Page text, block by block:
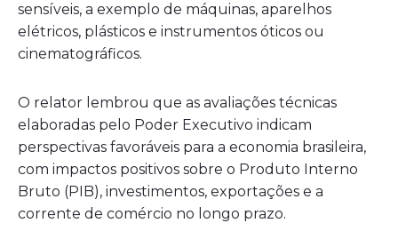
sensíveis, a exemplo de máquinas, aparelhos
elétricos, plásticos e instrumentos óticos ou
cinematográficos.
O relator lembrou que as avaliações técnicas
elaboradas pelo Poder Executivo indicam
perspectivas favoráveis para a economia brasileira,
com impactos positivos sobre o Produto Interno
Bruto (PIB), investimentos, exportações e a
corrente de comércio no longo prazo.